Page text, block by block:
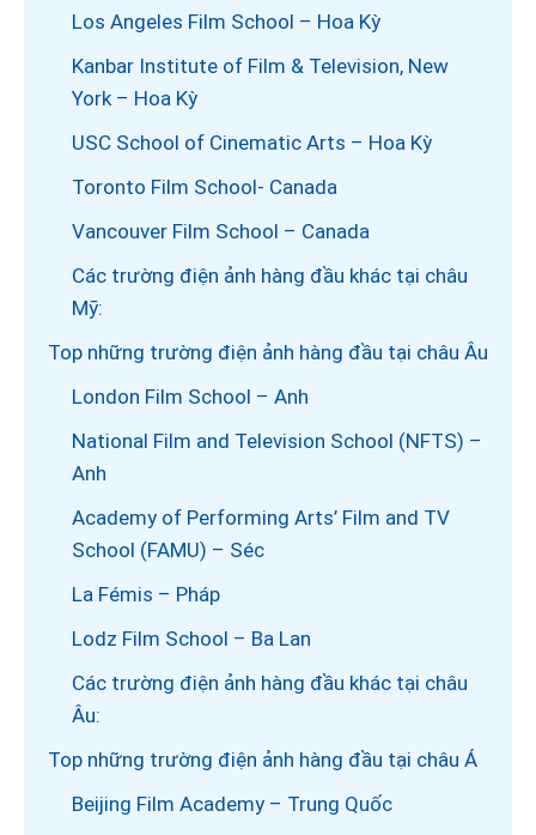
Los Angeles Film School – Hoa Kỳ
Kanbar Institute of Film & Television, New
York – Hoa Kỳ
USC School of Cinematic Arts – Hoa Kỳ
Toronto Film School- Canada
Vancouver Film School – Canada
Các trường điện ảnh hàng đầu khác tại châu
Mỹ:
Top những trường điện ảnh hàng đầu tại châu Âu
London Film School – Anh
National Film and Television School (NFTS) –
Anh
Academy of Performing Arts’ Film and TV
School (FAMU) – Séc
La Fémis – Pháp
Lodz Film School – Ba Lan
Các trường điện ảnh hàng đầu khác tại châu
Âu:
Top những trường điện ảnh hàng đầu tại châu Á
Beijing Film Academy – Trung Quốc